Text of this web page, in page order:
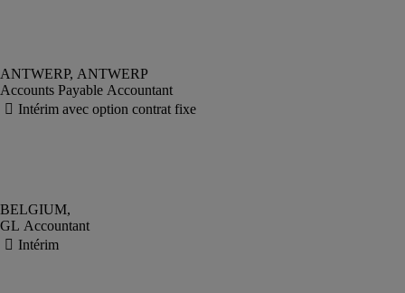
Accounts Payable Accountant
GL Accountant